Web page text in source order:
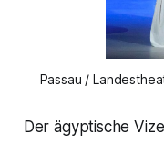
Passau /
Der ägyptische